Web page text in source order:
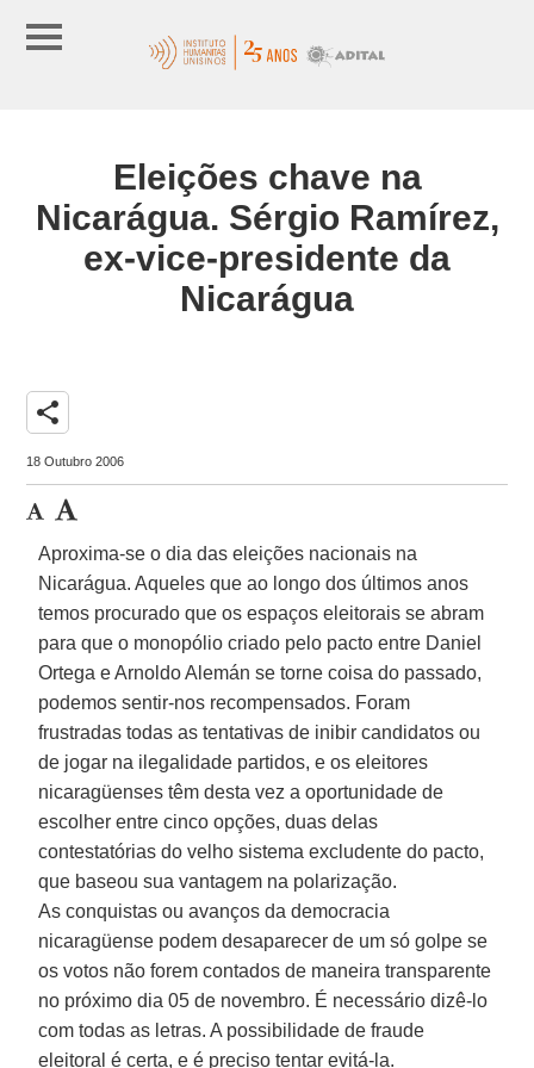
Eleições chave na
Nicarágua. Sérgio Ramírez,
ex-vice-presidente da
Nicarágua
share
18 Outubro 2006
Aproxima-se o dia das eleições nacionais na
Nicarágua. Aqueles que ao longo dos últimos anos
temos procurado que os espaços eleitorais se abram
para que o monopólio criado pelo pacto entre Daniel
Ortega e Arnoldo Alemán se torne coisa do passado,
podemos sentir-nos recompensados. Foram
frustradas todas as tentativas de inibir candidatos ou
de jogar na ilegalidade partidos, e os eleitores
nicaragüenses têm desta vez a oportunidade de
escolher entre cinco opções, duas delas
contestatórias do velho sistema excludente do pacto,
que baseou sua vantagem na polarização.
As conquistas ou avanços da democracia
nicaragüense podem desaparecer de um só golpe se
os votos não forem contados de maneira transparente
no próximo dia 05 de novembro. É necessário dizê-lo
com todas as letras. A possibilidade de fraude
eleitoral é certa, e é preciso tentar evitá-la.